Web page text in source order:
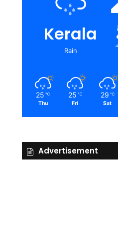
Kerala
Rain
25 ℃
Thu
25 ℃
Fri
29 ℃
Sat
Advertisement